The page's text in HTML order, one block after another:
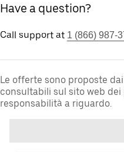
Have a question?
Call support at 1 (866) 987-
Le offerte sono proposte
consultabili sul sito web
responsabilità a riguardo.